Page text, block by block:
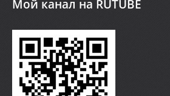
Мой канал на RUTUBE